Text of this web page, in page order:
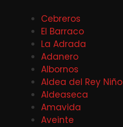
Cebreros
El Barraco
La Adrada
Adanero
Albornos
Aldea del Rey Niño
Aldeaseca
Amavida
Aveinte